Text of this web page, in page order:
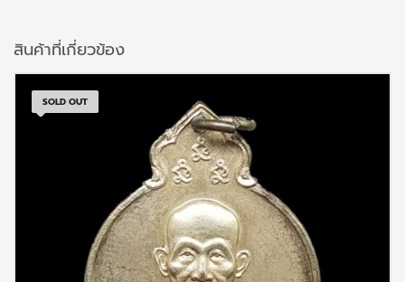
สินค้าที่เกี่ยวข้อง
SOLD OUT